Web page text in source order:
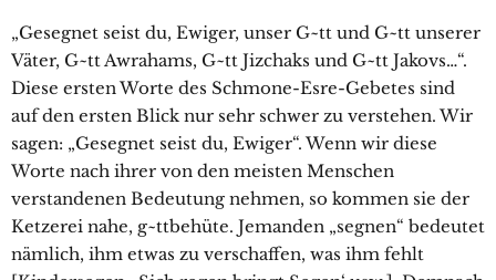
„Gesegnet seist du, Ewiger, unser G~tt und G~tt unserer
Väter, G~tt Awrahams, G~tt Jizchaks und G~tt Jakovs…“.
Diese ersten Worte des Schmone-Esre-Gebetes sind
auf den ersten Blick nur sehr schwer zu verstehen. Wir
sagen: „Gesegnet seist du, Ewiger“. Wenn wir diese
Worte nach ihrer von den meisten Menschen
verstandenen Bedeutung nehmen, so kommen sie der
Ketzerei nahe, g~ttbehüte. Jemanden „segnen“ bedeutet
nämlich, ihm etwas zu verschaffen, was ihm fehlt